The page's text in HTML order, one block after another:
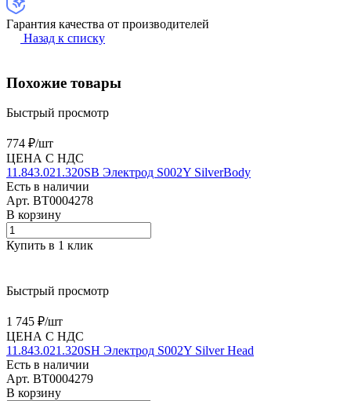
Гарантия качества от производителей
Назад к списку
Похожие товары
Быстрый просмотр
774 ₽/шт
ЦЕНА С НДС
11.843.021.320SB Электрод S002Y SilverBody
Есть в наличии
Арт. BT0004278
В корзину
Купить в 1 клик
Быстрый просмотр
1 745 ₽/шт
ЦЕНА С НДС
11.843.021.320SH Электрод S002Y Silver Head
Есть в наличии
Арт. BT0004279
В корзину